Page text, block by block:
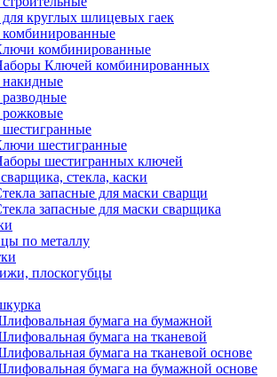
круглых шлицевых гаек
комбинированные
Ключей комбинированных
шестигранные
шестигранных ключей
стекла, каски
запасные для маски сварщи
запасные для маски сварщика
по металлу
плоскогубцы
бумага на бумажной
бумага на тканевой
бумага на тканевой основе
бумага на бумажной основе